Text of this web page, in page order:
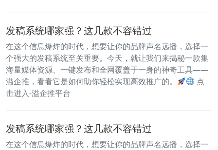
发稿系统哪家强？这几款不容错过
在这个信息爆炸的时代，想要让你的品牌声名远播，选择一
个强大的发稿系统至关重要。今天，就让我们来揭秘一款集
海量媒体资源、一键发布和全网覆盖于一身的神奇工具——
溢企推，看看它是如何助你轻松实现高效推广的。
点
击进入-溢企推平台
发稿系统哪家强？这几款不容错过
在这个信息爆炸的时代，想要让你的品牌声名远播，选择一